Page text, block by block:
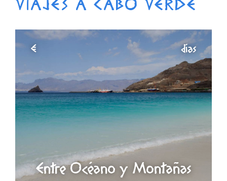
VIAJES A CABO VERDE
Entre Océano y Montañas
€ días